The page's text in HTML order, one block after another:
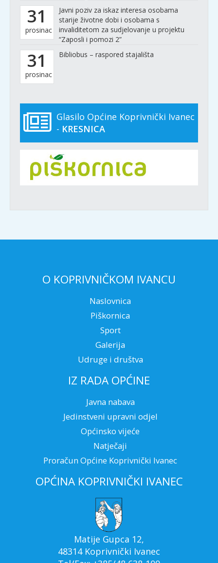
31
prosinac
Javni poziv za iskaz interesa osobama
starije životne dobi i osobama s
invaliditetom za sudjelovanje u projektu
“Zaposli i pomozi 2”
31
prosinac
Bibliobus – raspored stajališta
Glasilo Općine Koprivnički Ivanec
- KRESNICA
O KOPRIVNIČKOM IVANCU
Naslovnica
Piškornica
Sport
Galerija
Udruge i društva
IZ RADA OPĆINE
Javna nabava
Jedinstveni upravni odjel
Općinsko vijeće
Natječaji
Proračun Općine Koprivnički Ivanec
OPĆINA KOPRIVNIČKI IVANEC
Matije Gupca 12,
48314 Koprivnički Ivanec